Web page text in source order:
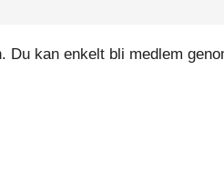
Du kan enkelt bli medlem